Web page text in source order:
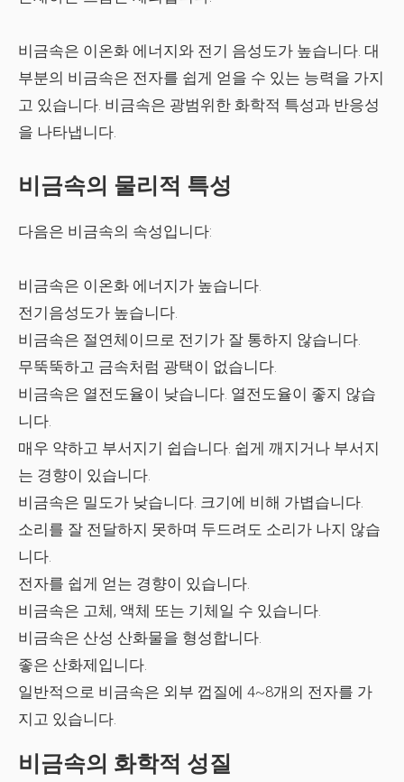
비금속은 이온화 에너지와 전기 음성도가 높습니다. 대
부분의 비금속은 전자를 쉽게 얻을 수 있는 능력을 가지
고 있습니다. 비금속은 광범위한 화학적 특성과 반응성
을 나타냅니다.
비금속의 물리적 특성
다음은 비금속의 속성입니다:
비금속은 이온화 에너지가 높습니다.
전기음성도가 높습니다.
비금속은 절연체이므로 전기가 잘 통하지 않습니다.
무뚝뚝하고 금속처럼 광택이 없습니다.
비금속은 열전도율이 낮습니다. 열전도율이 좋지 않습
니다.
매우 약하고 부서지기 쉽습니다. 쉽게 깨지거나 부서지
는 경향이 있습니다.
비금속은 밀도가 낮습니다. 크기에 비해 가볍습니다.
소리를 잘 전달하지 못하며 두드려도 소리가 나지 않습
니다.
전자를 쉽게 얻는 경향이 있습니다.
비금속은 고체, 액체 또는 기체일 수 있습니다.
비금속은 산성 산화물을 형성합니다.
좋은 산화제입니다.
일반적으로 비금속은 외부 껍질에 4~8개의 전자를 가
지고 있습니다.
비금속의 화학적 성질